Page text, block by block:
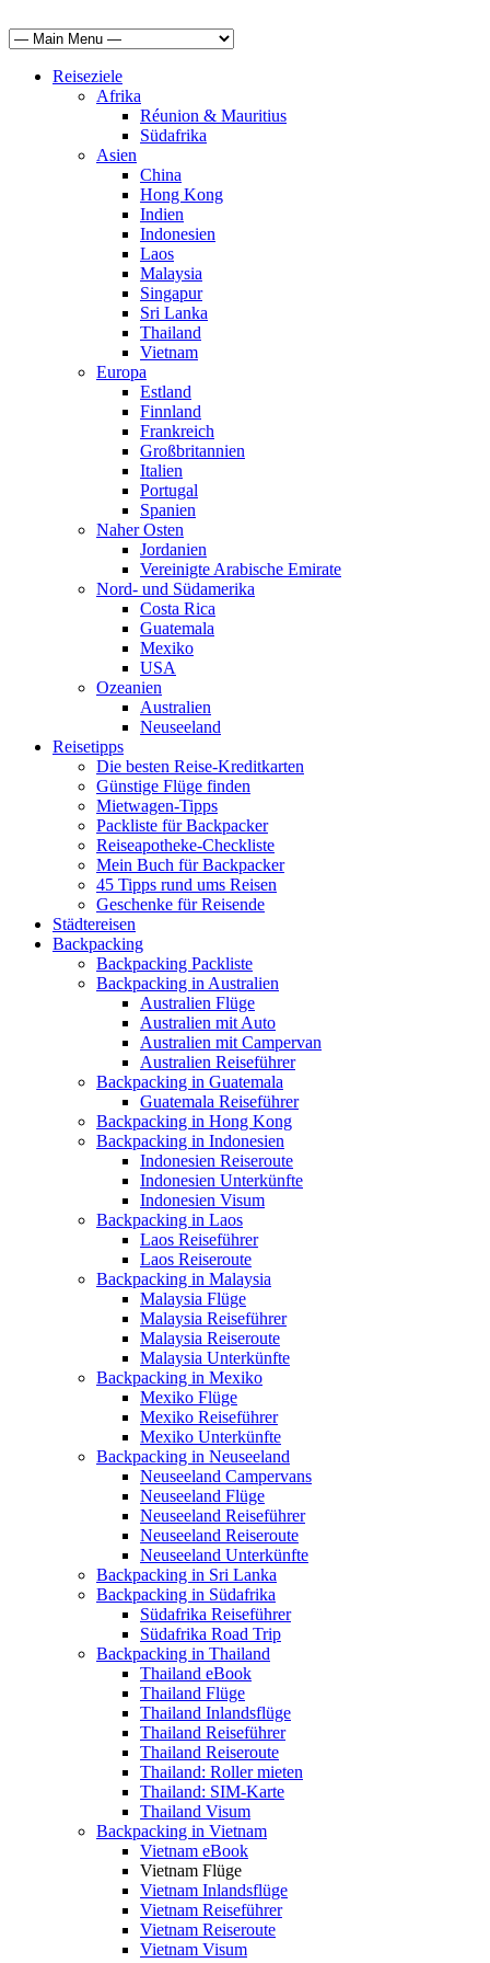
Reiseziele
Afrika
Réunion & Mauritius
Südafrika
Asien
China
Hong Kong
Indien
Indonesien
Laos
Malaysia
Singapur
Sri Lanka
Thailand
Vietnam
Europa
Estland
Finnland
Frankreich
Großbritannien
Italien
Portugal
Spanien
Naher Osten
Jordanien
Vereinigte Arabische Emirate
Nord- und Südamerika
Costa Rica
Guatemala
Mexiko
USA
Ozeanien
Australien
Neuseeland
Reisetipps
Die besten Reise-Kreditkarten
Günstige Flüge finden
Mietwagen-Tipps
Packliste für Backpacker
Reiseapotheke-Checkliste
Mein Buch für Backpacker
45 Tipps rund ums Reisen
Geschenke für Reisende
Städtereisen
Backpacking
Backpacking Packliste
Backpacking in Australien
Australien Flüge
Australien mit Auto
Australien mit Campervan
Australien Reiseführer
Backpacking in Guatemala
Guatemala Reiseführer
Backpacking in Hong Kong
Backpacking in Indonesien
Indonesien Reiseroute
Indonesien Unterkünfte
Indonesien Visum
Backpacking in Laos
Laos Reiseführer
Laos Reiseroute
Backpacking in Malaysia
Malaysia Flüge
Malaysia Reiseführer
Malaysia Reiseroute
Malaysia Unterkünfte
Backpacking in Mexiko
Mexiko Flüge
Mexiko Reiseführer
Mexiko Unterkünfte
Backpacking in Neuseeland
Neuseeland Campervans
Neuseeland Flüge
Neuseeland Reiseführer
Neuseeland Reiseroute
Neuseeland Unterkünfte
Backpacking in Sri Lanka
Backpacking in Südafrika
Südafrika Reiseführer
Südafrika Road Trip
Backpacking in Thailand
Thailand eBook
Thailand Flüge
Thailand Inlandsflüge
Thailand Reiseführer
Thailand Reiseroute
Thailand: Roller mieten
Thailand: SIM-Karte
Thailand Visum
Backpacking in Vietnam
Vietnam eBook
Vietnam Flüge
Vietnam Inlandsflüge
Vietnam Reiseführer
Vietnam Reiseroute
Vietnam Visum